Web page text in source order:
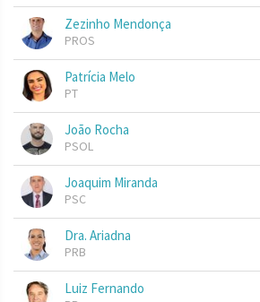
Zezinho Mendonça
PROS
Patrícia Melo
PT
João Rocha
PSOL
Joaquim Miranda
PSC
Dra. Ariadna
PRB
Luiz Fernando